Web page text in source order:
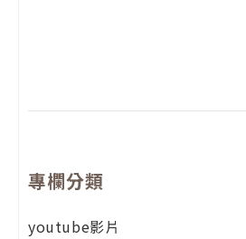
專欄分類
youtube影片